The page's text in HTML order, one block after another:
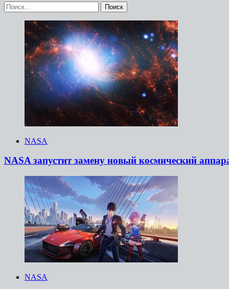
Найти:
NASA
NASA запустит замену новый космический
NASA